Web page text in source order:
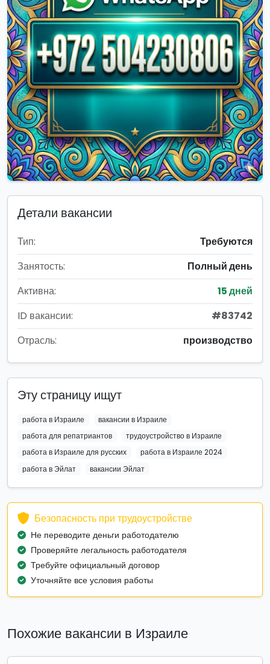
Детали вакансии
Тип:
Требуются
Занятость:
Полный день
Активна:
15 дней
ID вакансии:
#83742
Отрасль:
производство
Эту страницу ищут
работа в Израиле
вакансии в Израиле
работа для репатриантов
трудоустройство в Израиле
работа в Израиле для русских
работа в Израиле 2024
работа в Эйлат
вакансии Эйлат
Безопасность при трудоустройстве
Не переводите деньги работодателю
Проверяйте легальность работодателя
Требуйте официальный договор
Уточняйте все условия работы
Похожие вакансии в Израиле